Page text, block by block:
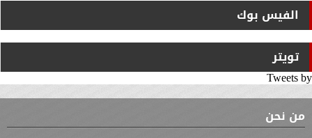
الفيس بوك
تويتر
Tweets by
من نحن